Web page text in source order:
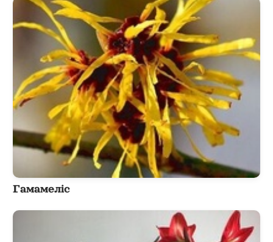
Гамамеліс